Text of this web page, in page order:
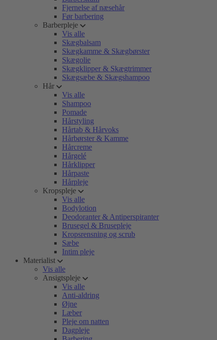
Fjernelse af næsehår
Før barbering
Barberpleje
Vis alle
Skægbalsam
Skægkamme & Skægbørster
Skægolie
Skægklipper & Skægtrimmer
Skægsæbe & Skægshampoo
Hår
Vis alle
Shampoo
Pomade
Hårstyling
Hårtab & Hårvoks
Hårbørster & Kamme
Hårcreme
Hårgelé
Hårklipper
Hårpaste
Hårpleje
Kropspleje
Vis alle
Bodylotion
Deodoranter & Antiperspiranter
Brusegel & Brusepleje
Kropsrensning og scrub
Sæbe
Intim pleje
Materialist
Vis alle
Ansigtspleje
Vis alle
Anti-aldring
Øjne
Læber
Pleje om natten
Dagpleje